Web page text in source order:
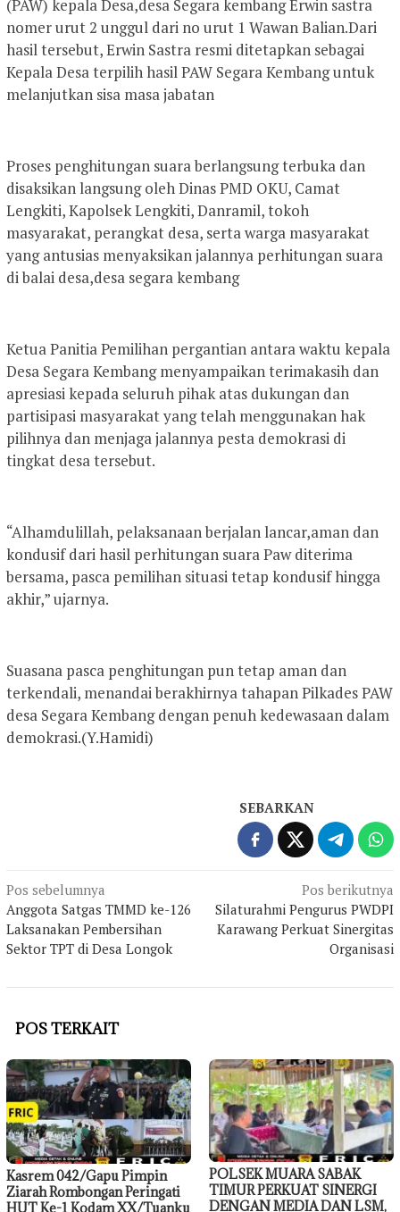
(PAW) kepala Desa,desa Segara kembang Erwin sastra
nomer urut 2 unggul dari no urut 1 Wawan Balian.Dari
hasil tersebut, Erwin Sastra resmi ditetapkan sebagai
Kepala Desa terpilih hasil PAW Segara Kembang untuk
melanjutkan sisa masa jabatan
Proses penghitungan suara berlangsung terbuka dan
disaksikan langsung oleh Dinas PMD OKU, Camat
Lengkiti, Kapolsek Lengkiti, Danramil, tokoh
masyarakat, perangkat desa, serta warga masyarakat
yang antusias menyaksikan jalannya perhitungan suara
di balai desa,desa segara kembang
Ketua Panitia Pemilihan pergantian antara waktu kepala
Desa Segara Kembang menyampaikan terimakasih dan
apresiasi kepada seluruh pihak atas dukungan dan
partisipasi masyarakat yang telah menggunakan hak
pilihnya dan menjaga jalannya pesta demokrasi di
tingkat desa tersebut.
“Alhamdulillah, pelaksanaan berjalan lancar,aman dan
kondusif dari hasil perhitungan suara Paw diterima
bersama, pasca pemilihan situasi tetap kondusif hingga
akhir,” ujarnya.
Suasana pasca penghitungan pun tetap aman dan
terkendali, menandai berakhirnya tahapan Pilkades PAW
desa Segara Kembang dengan penuh kedewasaan dalam
demokrasi.(Y.Hamidi)
SEBARKAN
Navigasi
pos
Pos sebelumnya
Anggota Satgas TMMD ke-126
Laksanakan Pembersihan
Sektor TPT di Desa Longok
Pos berikutnya
Silaturahmi Pengurus PWDPI
Karawang Perkuat Sinergitas
Organisasi
POS TERKAIT
Kasrem 042/Gapu Pimpin
Ziarah Rombongan Peringati
HUT Ke-1 Kodam XX/Tuanku
POLSEK MUARA SABAK
TIMUR PERKUAT SINERGI
DENGAN MEDIA DAN LSM,